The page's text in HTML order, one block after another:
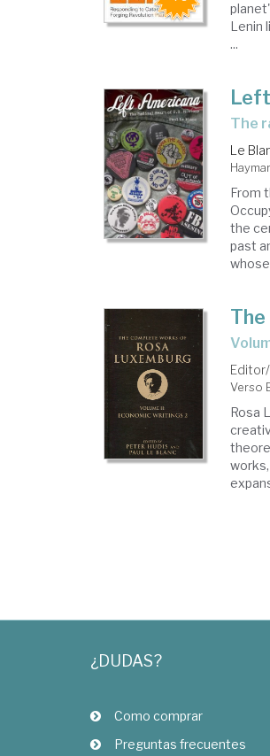
Lenin
...
the
Le
From
the
past
whose
Editor/
Verso
Rosa
¿DUDAS?
Como comprar
Preguntas frecuentes